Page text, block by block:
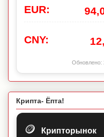
EUR:
CNY:
Обновлено:
Крипта- Ёпта!
🪙 Крипторынок